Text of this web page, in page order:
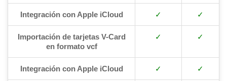
Integración con Apple iCloud ✓ ✓
Importación de tarjetas V-Card
en formato vcf
✓ ✓
Integración con Apple iCloud ✓ ✓